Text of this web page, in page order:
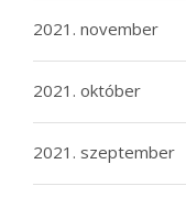
2021. november
2021. október
2021. szeptember